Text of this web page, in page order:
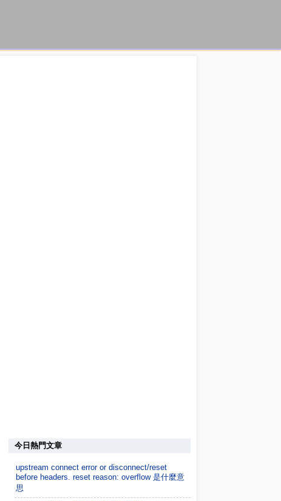
今日熱門文章
upstream connect error or disconnect/reset
before headers. reset reason: overflow 是什麼意
思